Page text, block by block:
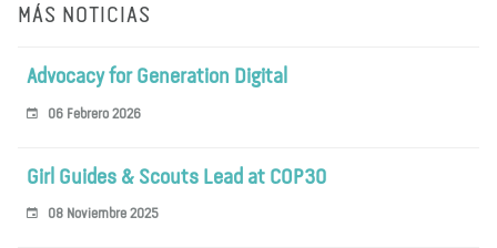
MÁS NOTICIAS
Advocacy for Generation Digital
06 Febrero 2026
Girl Guides & Scouts Lead at COP30
08 Noviembre 2025